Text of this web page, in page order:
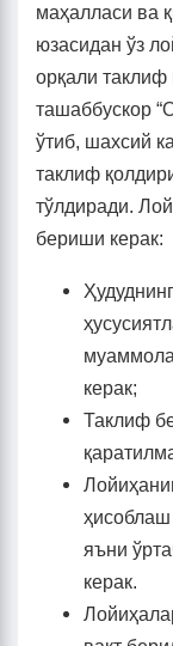
маҳалласи ва
юзасидан ўз
орқали таклиф
ташаббускор
ўтиб, шахсий
таклиф
тўлдиради.
бериши керак:
керак;
Таклиф
яъни
керак.